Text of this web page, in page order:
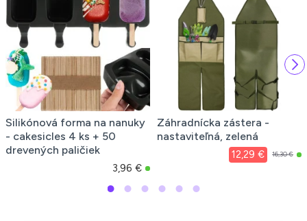
Silikónová forma na nanuky
- cakesicles 4 ks + 50
drevených paličiek
3,96 €
Záhradnícka zástera -
nastaviteľná, zelená
12,29 € 16,30 €